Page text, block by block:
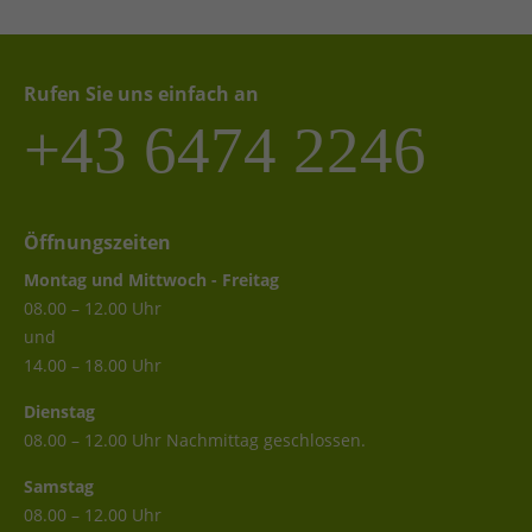
Rufen Sie uns einfach an
+43 6474 2246
Öffnungszeiten
Montag und Mittwoch - Freitag
08.00 – 12.00 Uhr
und
14.00 – 18.00 Uhr
Dienstag
08.00 – 12.00 Uhr Nachmittag geschlossen.
Samstag
08.00 – 12.00 Uhr